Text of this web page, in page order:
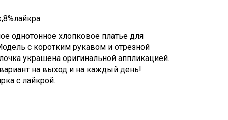
однотонное хлопковое платье для
с коротким рукавом и отрезной
украшена оригинальной аппликацией.
на выход и на каждый день!
с лайкрой.